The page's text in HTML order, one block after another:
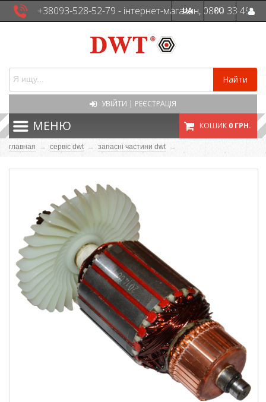
+38093-528-52-79 - інтернет-магазин, 0800 33 49
UA RU
Найти
УВІЙТИ | РЕЄСТРАЦІЯ
МЕНЮ КОШИК 0 ГРН.
главная → сервіс dwt → запасні частини dwt →